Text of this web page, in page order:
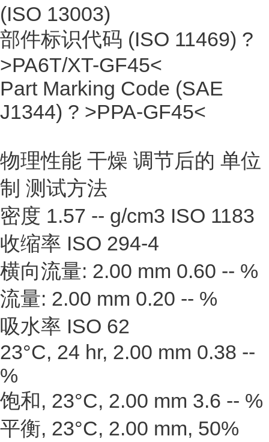
(ISO 13003)
部件标识代码 (ISO 11469) ?
>PA6T/XT-GF45<
Part Marking Code (SAE
J1344) ? >PPA-GF45<
物理性能 干燥 调节后的 单位
制 测试方法
密度 1.57 -- g/cm3 ISO 1183
收缩率 ISO 294-4
横向流量: 2.00 mm 0.60 -- %
流量: 2.00 mm 0.20 -- %
吸水率 ISO 62
23°C, 24 hr, 2.00 mm 0.38 --
%
饱和, 23°C, 2.00 mm 3.6 -- %
平衡, 23°C, 2.00 mm, 50%